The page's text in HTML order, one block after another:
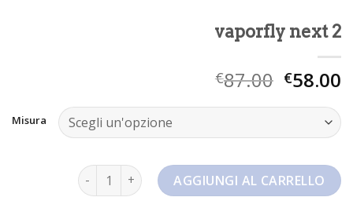
vaporfly next 2
€87.00 €58.00
Misura
vaporfly next 2 quantitàAGGIUNGI AL CARRELLO